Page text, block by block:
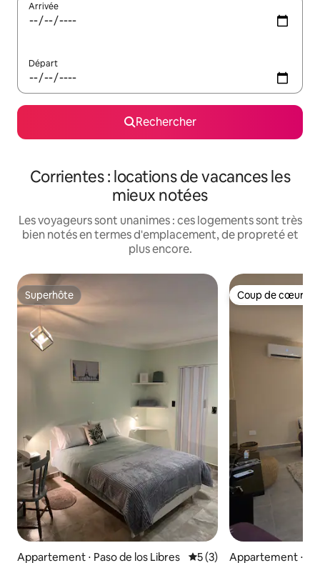
Arrivée
Départ
Rechercher
Corrientes : locations de vacances les
mieux notées
Les voyageurs sont unanimes : ces logements sont très
bien notés en termes d'emplacement, de propreté et
plus encore.
Superhôte
Superhôte
Appartement ⋅ Paso de los Libres Évaluation moyenne sur
5 (3)
Coup de cœur
Coup de cœur
Appartement ⋅